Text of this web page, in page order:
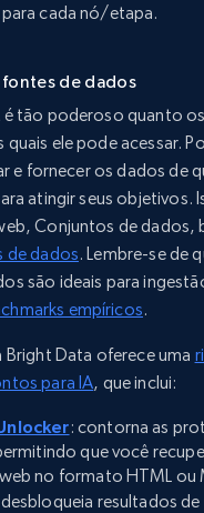
cada nó/etapa.
fontes de dados
é tão poderoso quanto
quais ele pode acessar.
e fornecer os dados de
atingir seus objetivos.
Conjuntos de dados,
de dados. Lembre-se de
são ideais para
empíricos.
Bright Data oferece uma
para IA, que inclui:
: contorna as
que você
no formato HTML ou
desbloqueia resultados